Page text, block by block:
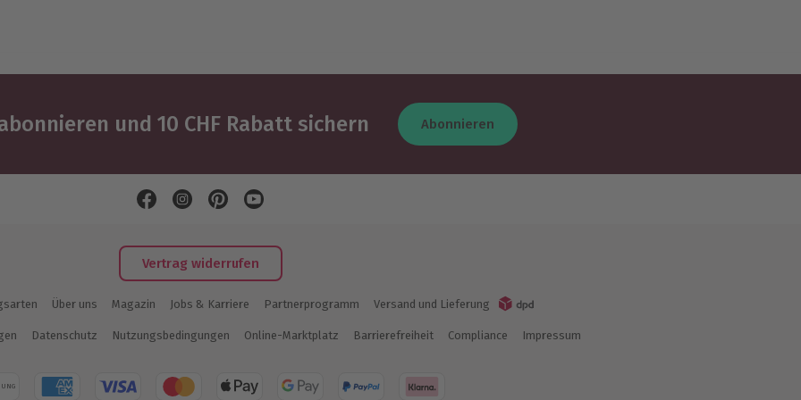
und 10 CHF Rabatt sichern Abonnieren
Vertrag widerrufen
Über uns Magazin Jobs & Karriere Partnerprogramm Versand und Lieferung
Datenschutz Nutzungsbedingungen Online-Marktplatz Barrierefreiheit Compliance Impressum